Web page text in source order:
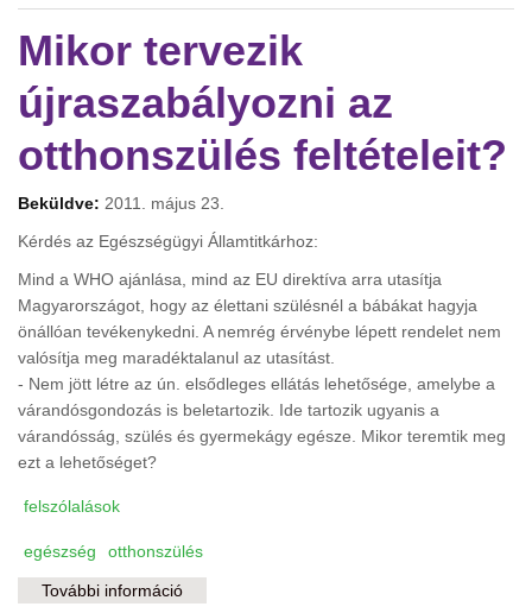
Mikor tervezik
újraszabályozni az
otthonszülés feltételeit?
Beküldve: 2011. május 23.
Kérdés az Egészségügyi Államtitkárhoz:
Mind a WHO ajánlása, mind az EU direktíva arra utasítja
Magyarországot, hogy az élettani szülésnél a bábákat hagyja
önállóan tevékenykedni. A nemrég érvénybe lépett rendelet nem
valósítja meg maradéktalanul az utasítást.
- Nem jött létre az ún. elsődleges ellátás lehetősége, amelybe a
várandósgondozás is beletartozik. Ide tartozik ugyanis a
várandósság, szülés és gyermekágy egésze. Mikor teremtik meg
ezt a lehetőséget?
felszólalások
egészség otthonszülés
További információ